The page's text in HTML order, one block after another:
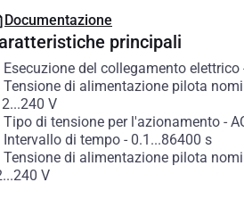
Documentazione
principali
Esecuzione del collegamento elettrico
Tensione di alimentazione pilota
V
Tipo di tensione per l'azionamento-
Intervallo di tempo- 0.1...86400 s
Tensione di alimentazione pilota
V